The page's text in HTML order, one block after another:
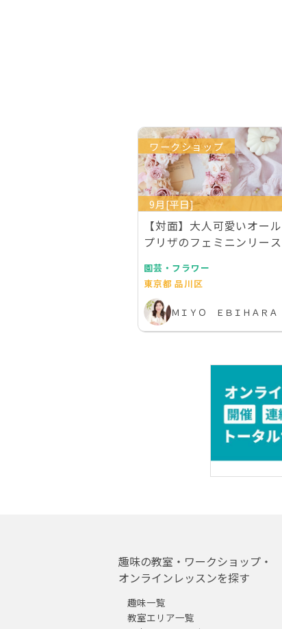
ワークショップ
9月[平日]
【対面】大人可愛いオール
プリザのフェミニンリース
園芸・フラワー
東京都 品川区
ＭＩＹＯ ＥＢＩＨＡＲＡ
趣味の教室・ワークショップ・
オンラインレッスンを探す
趣味一覧
教室エリア一覧